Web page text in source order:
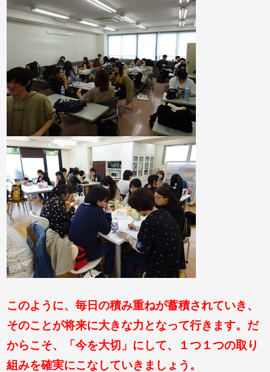
このように、毎日の積み重ねが蓄積されていき、
そのことが将来に大きな力となって行きます。 だ
からこそ、「今を大切」にして、１つ１つの取り
組みを確実にこなしていきましょう。